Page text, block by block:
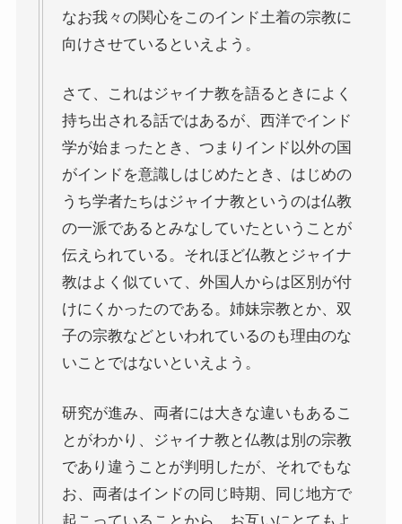
ロシアの巨人トルストイ
ロシアの大作家チェーホフの名作たち
ニーチェとドストエフスキー
フランス文学と歴史・文化
『レ・ミゼラブル』をもっと楽しむために
ブログ筆者イチオシの作家エミール・ゾラ
イギリス・ドイツ文学と歴史・文化
名作の宝庫・シェイクスピア
蜷川幸雄と現代演劇
なお我々の関心をこのインド土着の宗教に
向けさせているといえよう。
さて、これはジャイナ教を語るときによく
持ち出される話ではあるが、西洋でインド
学が始まったとき、つまりインド以外の国
がインドを意識しはじめたとき、はじめの
うち学者たちはジャイナ教というのは仏教
の一派であるとみなしていたということが
伝えられている。それほど仏教とジャイナ
教はよく似ていて、外国人からは区別が付
けにくかったのである。姉妹宗教とか、双
子の宗教などといわれているのも理由のな
いことではないといえよう。
研究が進み、両者には大きな違いもあるこ
とがわかり、ジャイナ教と仏教は別の宗教
であり違うことが判明したが、それでもな
お、両者はインドの同じ時期、同じ地方で